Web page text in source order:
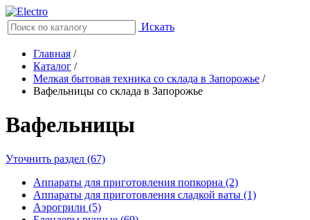
Искать
Главная /
Каталог /
Мелкая бытовая техника со склада в Запорожье /
Вафельницы со склада в Запорожье
Вафельницы
Уточнить раздел (67)
Аппараты для приготовления попкорна (2)
Аппараты для приготовления сладкой ваты (1)
Аэрогрили (5)